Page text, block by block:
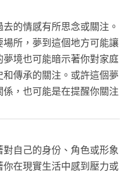
的情感有所思念或關注。
場所，夢到這個地方可能讓
境也可能暗示著你對家庭
傳承的關注。或許這個夢
，也可能是在提醒你關注
自己的身份、角色或形象
在現實生活中感到壓力或